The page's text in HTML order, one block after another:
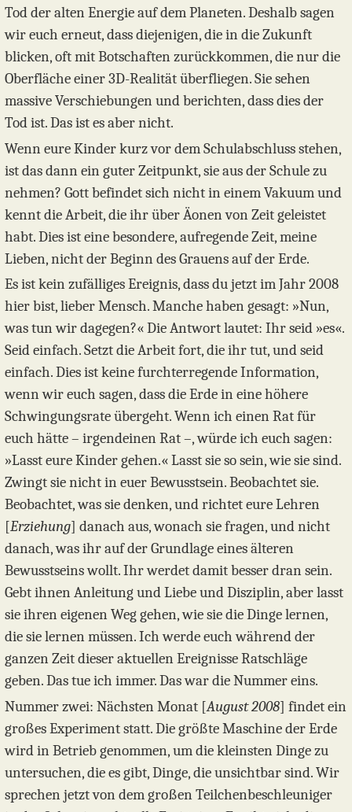
Tod der alten Energie auf dem Planeten. Deshalb sagen
wir euch erneut, dass diejenigen, die in die Zukunft
blicken, oft mit Botschaften zurückkommen, die nur die
Oberfläche einer 3D-Realität überfliegen. Sie sehen
massive Verschiebungen und berichten, dass dies der
Tod ist. Das ist es aber nicht.
Wenn eure Kinder kurz vor dem Schulabschluss stehen,
ist das dann ein guter Zeitpunkt, sie aus der Schule zu
nehmen? Gott befindet sich nicht in einem Vakuum und
kennt die Arbeit, die ihr über Äonen von Zeit geleistet
habt. Dies ist eine besondere, aufregende Zeit, meine
Lieben, nicht der Beginn des Grauens auf der Erde.
Es ist kein zufälliges Ereignis, dass du jetzt im Jahr 2008
hier bist, lieber Mensch. Manche haben gesagt: »Nun,
was tun wir dagegen?« Die Antwort lautet: Ihr seid »es«.
Seid einfach. Setzt die Arbeit fort, die ihr tut, und seid
einfach. Dies ist keine furchterregende Information,
wenn wir euch sagen, dass die Erde in eine höhere
Schwingungsrate übergeht. Wenn ich einen Rat für
euch hätte – irgendeinen Rat –, würde ich euch sagen:
»Lasst eure Kinder gehen.« Lasst sie so sein, wie sie sind.
Zwingt sie nicht in euer Bewusstsein. Beobachtet sie.
Beobachtet, was sie denken, und richtet eure Lehren
[Erziehung] danach aus, wonach sie fragen, und nicht
danach, was ihr auf der Grundlage eines älteren
Bewusstseins wollt. Ihr werdet damit besser dran sein.
Gebt ihnen Anleitung und Liebe und Disziplin, aber lasst
sie ihren eigenen Weg gehen, wie sie die Dinge lernen,
die sie lernen müssen. Ich werde euch während der
ganzen Zeit dieser aktuellen Ereignisse Ratschläge
geben. Das tue ich immer. Das war die Nummer eins.
Nummer zwei: Nächsten Monat [August 2008] findet ein
großes Experiment statt. Die größte Maschine der Erde
wird in Betrieb genommen, um die kleinsten Dinge zu
untersuchen, die es gibt, Dinge, die unsichtbar sind. Wir
sprechen jetzt von dem großen Teilchenbeschleuniger